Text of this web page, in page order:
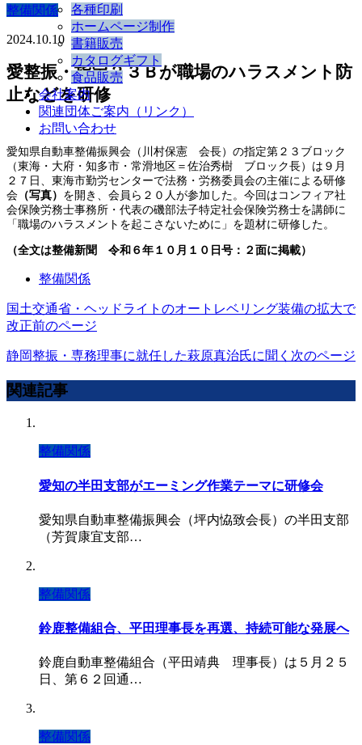
各種印刷
ホームページ制作
書籍販売
カタログギフト
食品販売
会社案内
関連団体ご案内（リンク）
お問い合わせ
整備関係
2024.10.10
愛整振・指定２３Ｂが職場のハラスメント防
止などを研修
愛知県自動車整備振興会（川村保憲 会長）の指定第２３ブロック
（東海・大府・知多市・常滑地区＝佐治秀樹 ブロック長）は９月
２７日、東海市勤労センターで法務・労務委員会の主催による研修
会 （写真） を開き、会員ら２０人が参加した。今回はコンフィア社
会保険労務士事務所・代表の磯部法子特定社会保険労務士を講師に
「職場のハラスメントを起こさないために」を題材に研修した。
（全文は整備新聞 令和６年１０月１０日号：２面に掲載）
整備関係
国土交通省・ヘッドライトのオートレベリング装備の拡大で
改正前のページ
静岡整振・専務理事に就任した萩原真治氏に聞く 次のページ
関連記事
整備関係
愛知の半田支部がエーミング作業テーマに研修会
愛知県自動車整備振興会（坪内恊致会長）の半田支部
（芳賀康宜支部…
整備関係
鈴鹿整備組合、平田理事長を再選、持続可能な発展へ
鈴鹿自動車整備組合（平田靖典 理事長）は５月２５
日、第６２回通…
整備関係